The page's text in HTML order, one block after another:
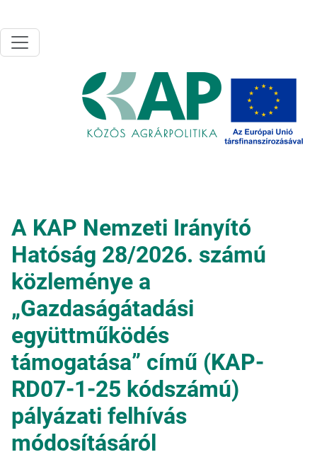
A KAP Nemzeti Irányító
Hatóság 28/2026. számú
közleménye a
„Gazdaságátadási
együttműködés
támogatása” című (KAP-
RD07-1-25 kódszámú)
pályázati felhívás
módosításáról